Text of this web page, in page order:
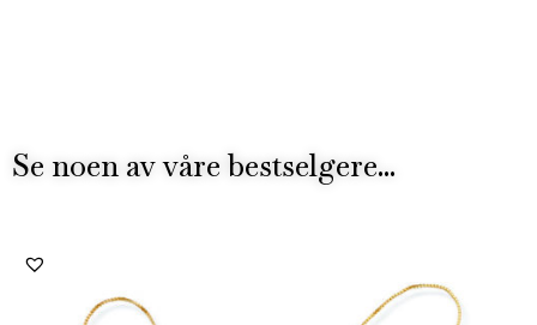
Se noen av våre bestselgere...